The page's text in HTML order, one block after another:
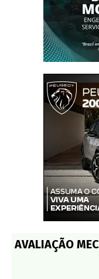
AVALIAÇÃO